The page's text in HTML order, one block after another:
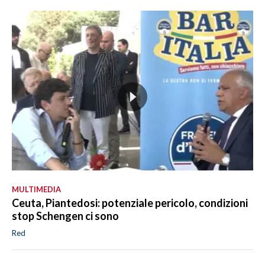
MULTIMEDIA
Ceuta, Piantedosi: potenziale pericolo, condizioni
stop Schengen ci sono
Red